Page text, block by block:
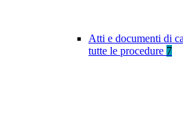
Atti e documenti di
tutte le procedure 7